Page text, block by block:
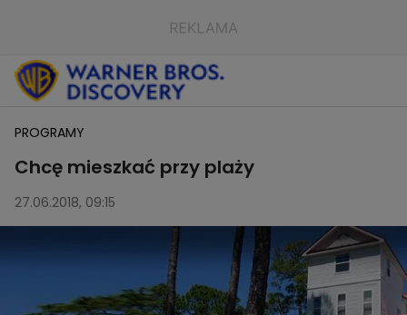
PROGRAMY
Chcę mieszkać przy plaży
27.06.2018, 09:15